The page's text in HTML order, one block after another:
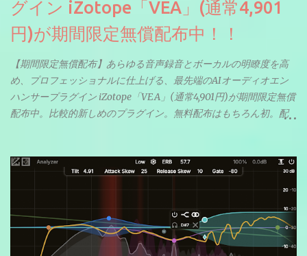
グイン iZotope「VEA」(通常4,901
円)が期間限定無償配布中！！
【期間限定無償配布】あらゆる音声録音とボーカルの明瞭度を高
め、プロフェッショナルに仕上げる、最先端のAIオーディオエン
ハンサープラグイン iZotope「VEA」(通常4,901円)が期間限定無償
配布中。比較的新しめのプラグイン。無料配布はもちろん初。配